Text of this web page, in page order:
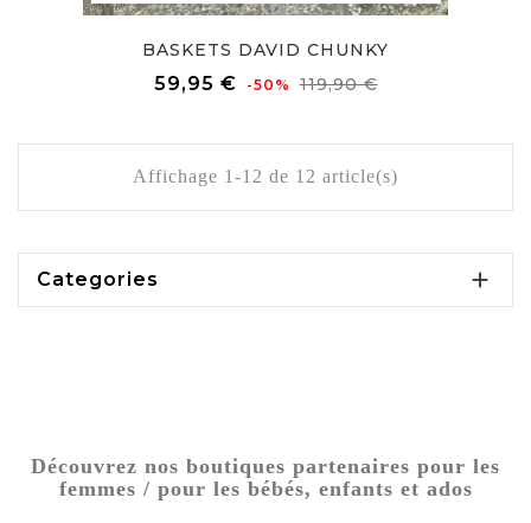
BASKETS DAVID CHUNKY
59,95 € Prix
-50% 119,90 €Prix
Affichage 1-12 de 12 article(s)
Categories 
Découvrez nos boutiques partenaires pour les
femmes / pour les bébés, enfants et ados